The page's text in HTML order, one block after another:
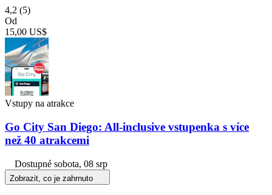
4,2 (5)
Od
15,00 US$
Vstupy na atrakce
Go City San Diego: All-inclusive vstupenka s více
než 40 atrakcemi
Dostupné sobota, 08 srp
Zobrazit, co je zahrnuto